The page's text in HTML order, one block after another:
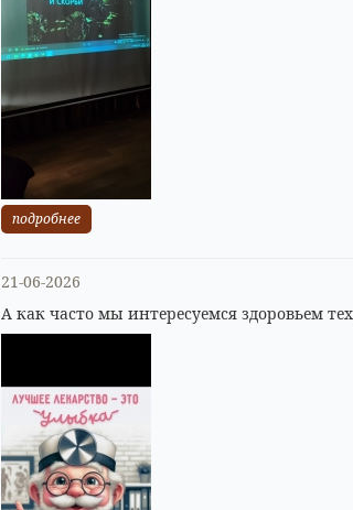
подробнее
21-06-2026
А как часто мы интересуемся здоровьем